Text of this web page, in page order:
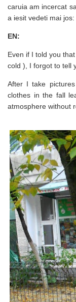
caruia am incercat
a iesit vedeti mai jos:
EN:
Even if I told you
cold ), I forgot to tell
After I take
clothes in the fall
atmosphere without